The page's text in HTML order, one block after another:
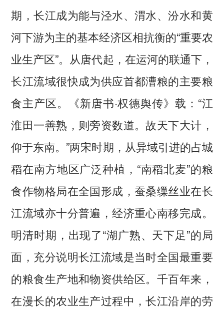
期，长江成为能与泾水、渭水、汾水和黄
河下游为主的基本经济区相抗衡的“重要农
业生产区”。从唐代起，在运河的联通下，
长江流域很快成为供应首都漕粮的主要粮
食主产区。《新唐书·权德舆传》载：“江
淮田一善熟，则旁资数道。故天下大计，
仰于东南。”两宋时期，从异域引进的占城
稻在南方地区广泛种植，“南稻北麦”的粮
食作物格局在全国形成，蚕桑缫丝业在长
江流域亦十分普遍，经济重心南移完成。
明清时期，出现了“湖广熟、天下足”的局
面，充分说明长江流域是当时全国最重要
的粮食生产地和物资供给区。千百年来，
在漫长的农业生产过程中，长江沿岸的劳